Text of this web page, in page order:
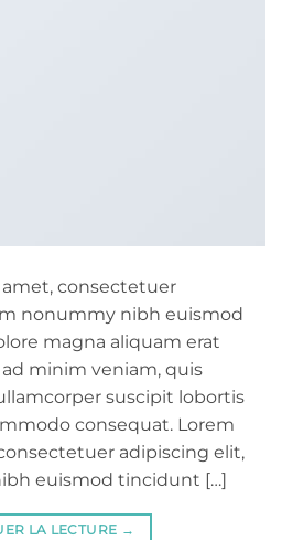
consectetuer
nonummy nibh euismod
magna aliquam erat
minim veniam, quis
suscipit lobortis
consequat. Lorem
adipiscing elit,
euismod tincidunt […]
LA LECTURE →